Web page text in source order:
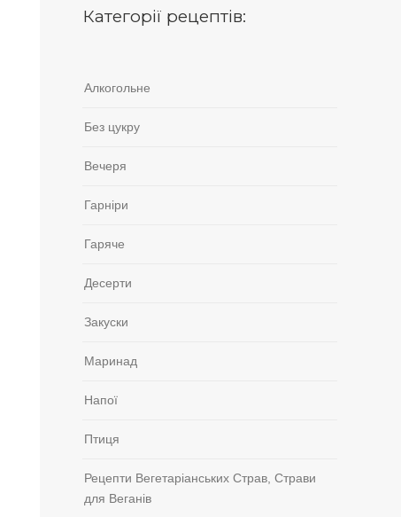
Категорії рецептів:
Алкогольне
Без цукру
Вечеря
Гарніри
Гаряче
Десерти
Закуски
Маринад
Напої
Птиця
Рецепти Вегетаріанських Страв, Страви
для Веганів